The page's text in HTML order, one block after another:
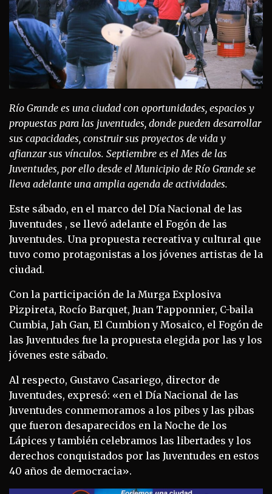
Río Grande es una ciudad con oportunidades, espacios y
propuestas para las juventudes, donde pueden desarrollar
sus capacidades, construir sus proyectos de vida y
afianzar sus vínculos. Septiembre es el Mes de las
Juventudes, por ello desde el Municipio de Río Grande se
lleva adelante una amplia agenda de actividades.
Este sábado, en el marco del Día Nacional de las
Juventudes , se llevó adelante el Fogón de las
Juventudes. Una propuesta recreativa y cultural que
tuvo como protagonistas a los jóvenes artistas de la
ciudad.
Con la participación de la Murga Explosiva
Pizpireta, Rocío Barquet, Juan Tapponnier, C-baila
Cumbia, Jah Gan, El Cumbion y Mosaico, el Fogón de
las Juventudes fue la propuesta elegida por las y los
jóvenes este sábado.
Al respecto, Gustavo Casariego, director de
Juventudes, expresó: «en el Día Nacional de las
Juventudes conmemoramos a los pibes y las pibas
que fueron desaparecidos en la Noche de los
Lápices y también celebramos las libertades y los
derechos conquistados por las Juventudes en estos
40 años de democracia».